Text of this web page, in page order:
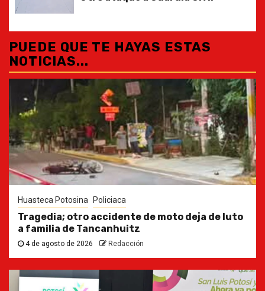
PUEDE QUE TE HAYAS ESTAS
NOTICIAS...
Huasteca Potosina Policiaca
Tragedia; otro accidente de moto deja de luto
a familia de Tancanhuitz
4 de agosto de 2026 Redacción